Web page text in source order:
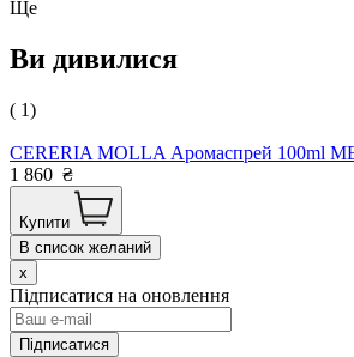
Ще
Ви дивилися
( 1)
CERERIA MOLLA Аромаспрей 100ml
1 860 ₴
Купити
В список желаний
x
Підписатися на оновлення